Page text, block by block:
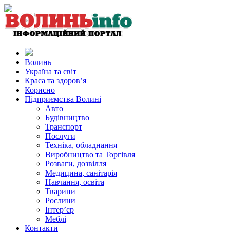
Волинь
Україна та світ
Краса та здоров’я
Корисно
Підприємства Волині
Авто
Будівництво
Транспорт
Послуги
Техніка, обладнання
Виробництво та Торгівля
Розваги, дозвілля
Медицина, санітарія
Навчання, освіта
Тварини
Рослини
Інтер’єр
Меблі
Контакти